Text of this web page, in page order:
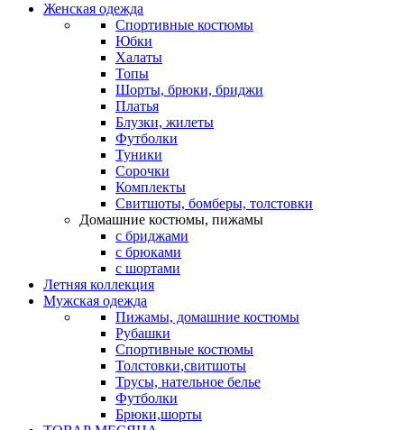
Женская одежда
Спортивные костюмы
Юбки
Халаты
Топы
Шорты, брюки, бриджи
Платья
Блузки, жилеты
Футболки
Туники
Сорочки
Комплекты
Свитшоты, бомберы, толстовки
Домашние костюмы, пижамы
с бриджами
с брюками
с шортами
Летняя коллекция
Мужская одежда
Пижамы, домашние костюмы
Рубашки
Спортивные костюмы
Толстовки,свитшоты
Трусы, нательное белье
Футболки
Брюки,шорты